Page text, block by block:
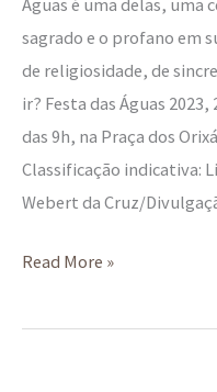
sagrado e o profano em
de religiosidade, de
ir? Festa das Águas
das 9h, na Praça dos
Classificação indicativa:
Webert da Cruz/
Read More »